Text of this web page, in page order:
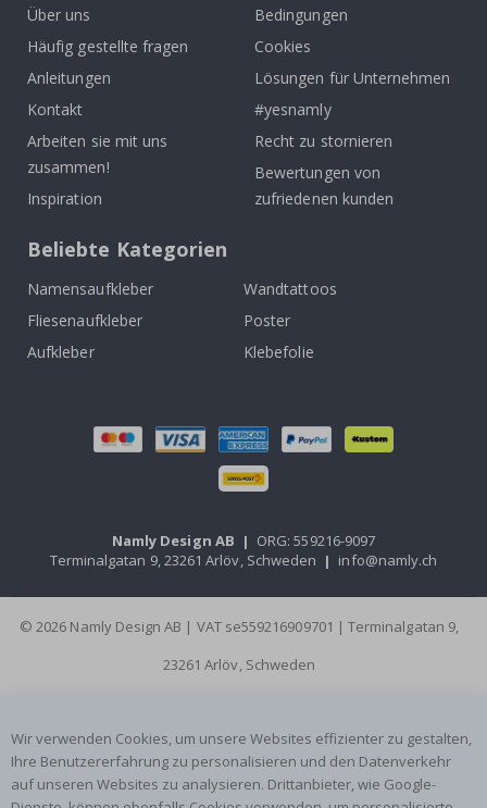
Über uns
Häufig gestellte fragen
Anleitungen
Kontakt
Arbeiten sie mit uns
zusammen!
Inspiration
Bedingungen
Cookies
Lösungen für Unternehmen
#yesnamly
Recht zu stornieren
Bewertungen von
zufriedenen kunden
Beliebte Kategorien
Namensaufkleber
Wandtattoos
Fliesenaufkleber
Poster
Aufkleber
Klebefolie
Namly Design AB | ORG: 559216-9097
Terminalgatan 9, 23261 Arlöv, Schweden | info@namly.ch
© 2026 Namly Design AB | VAT se559216909701 | Terminalgatan 9,
23261 Arlöv, Schweden
Wir verwenden Cookies, um unsere Websites effizienter zu gestalten,
Ihre Benutzererfahrung zu personalisieren und den Datenverkehr
auf unseren Websites zu analysieren. Drittanbieter, wie Google-